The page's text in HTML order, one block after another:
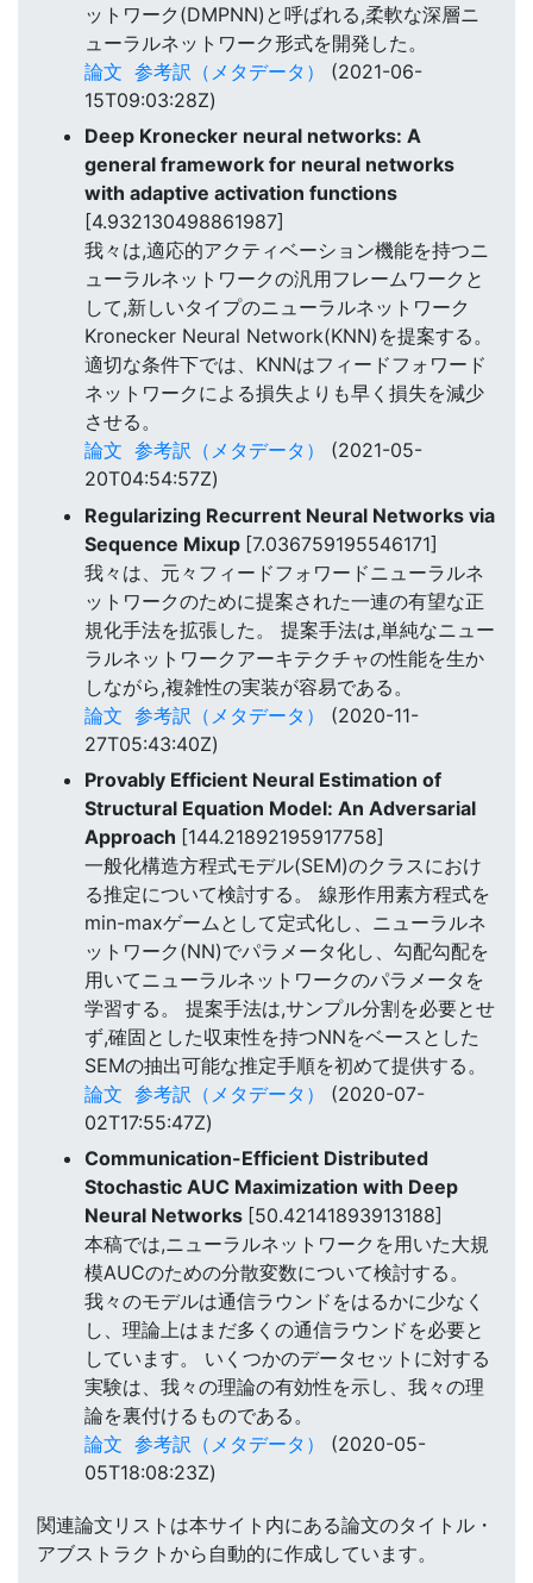
ットワーク(DMPNN)と呼ばれる,柔軟な深層ニ
ューラルネットワーク形式を開発した。
論文 参考訳（メタデータ）
(2021-06-
15T09:03:28Z)
Deep Kronecker neural networks: A
general framework for neural networks
with adaptive activation functions
[4.932130498861987]
我々は,適応的アクティベーション機能を持つニ
ューラルネットワークの汎用フレームワークと
して,新しいタイプのニューラルネットワーク
Kronecker Neural Network(KNN)を提案する。
適切な条件下では、KNNはフィードフォワード
ネットワークによる損失よりも早く損失を減少
させる。
論文 参考訳（メタデータ）
(2021-05-
20T04:54:57Z)
Regularizing Recurrent Neural Networks via
Sequence Mixup [7.036759195546171]
我々は、元々フィードフォワードニューラルネ
ットワークのために提案された一連の有望な正
規化手法を拡張した。 提案手法は,単純なニュー
ラルネットワークアーキテクチャの性能を生か
しながら,複雑性の実装が容易である。
論文 参考訳（メタデータ）
(2020-11-
27T05:43:40Z)
Provably Efficient Neural Estimation of
Structural Equation Model: An Adversarial
Approach [144.21892195917758]
一般化構造方程式モデル(SEM)のクラスにおけ
る推定について検討する。 線形作用素方程式を
min-maxゲームとして定式化し、ニューラルネ
ットワーク(NN)でパラメータ化し、勾配勾配を
用いてニューラルネットワークのパラメータを
学習する。 提案手法は,サンプル分割を必要とせ
ず,確固とした収束性を持つNNをベースとした
SEMの抽出可能な推定手順を初めて提供する。
論文 参考訳（メタデータ）
(2020-07-
02T17:55:47Z)
Communication-Efficient Distributed
Stochastic AUC Maximization with Deep
Neural Networks [50.42141893913188]
本稿では,ニューラルネットワークを用いた大規
模AUCのための分散変数について検討する。
我々のモデルは通信ラウンドをはるかに少なく
し、理論上はまだ多くの通信ラウンドを必要と
しています。 いくつかのデータセットに対する
実験は、我々の理論の有効性を示し、我々の理
論を裏付けるものである。
論文 参考訳（メタデータ）
(2020-05-
05T18:08:23Z)
関連論文リストは本サイト内にある論文のタイトル・
アブストラクトから自動的に作成しています。